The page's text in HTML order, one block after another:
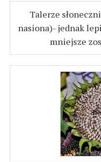
Talerze
nasiona)- jednak
mniejsze